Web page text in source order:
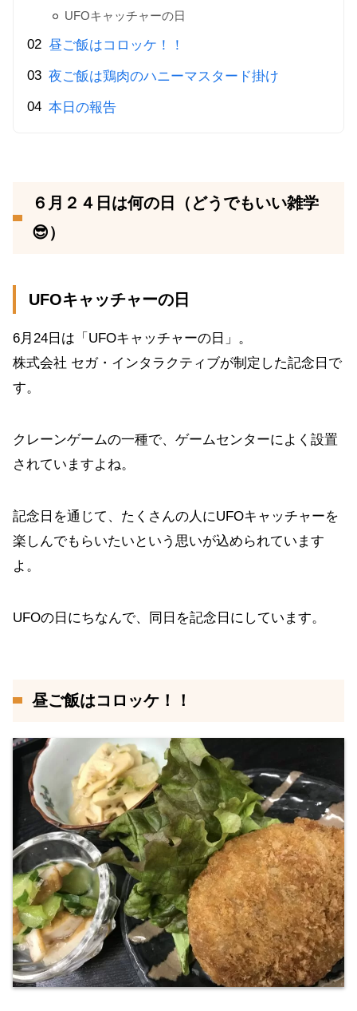
UFOキャッチャーの日
昼ご飯はコロッケ！！
夜ご飯は鶏肉のハニーマスタード掛け
本日の報告
６月２４日は何の日（どうでもいい雑学
😎）
UFOキャッチャーの日
6月24日は「UFOキャッチャーの日」。
株式会社 セガ・インタラクティブが制定した記念日で
す。
クレーンゲームの一種で、ゲームセンターによく設置
されていますよね。
記念日を通じて、たくさんの人にUFOキャッチャーを
楽しんでもらいたいという思いが込められています
よ。
UFOの日にちなんで、同日を記念日にしています。
昼ご飯はコロッケ！！